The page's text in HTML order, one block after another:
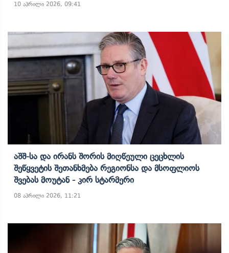
10 აპრილი 2026, 09:41
Აშშ-Სა Და Ირანს Შორის Მიღწეული Ცეცხლის
Შეწყვეტის Შეთანხმება Რეგიონსა Და Მსოფლიოს
Შვებას Მოუტან - Კირ Სტარმერი
08 აპრილი 2026, 11:21